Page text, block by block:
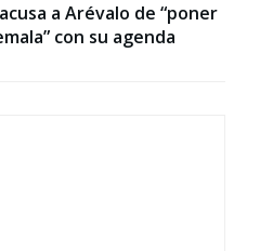
a Arévalo de “poner
con su agenda